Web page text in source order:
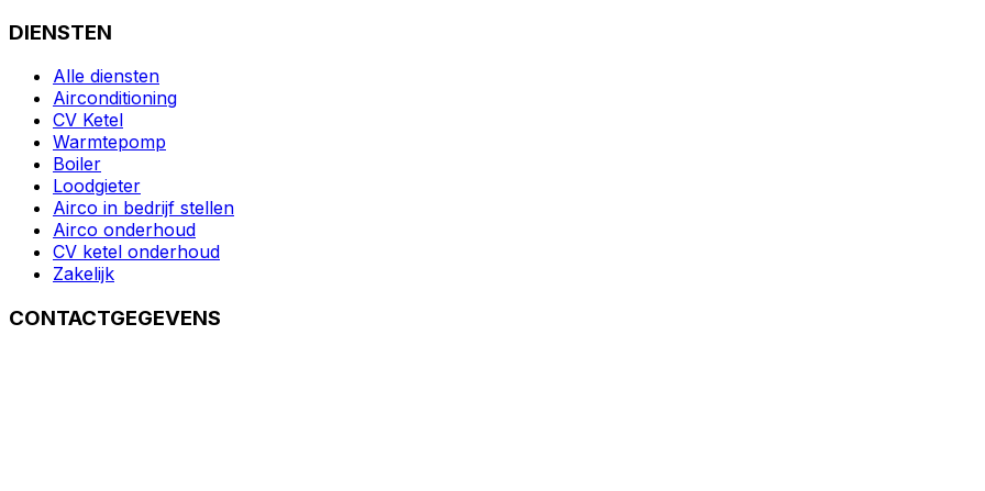
DIENSTEN
Alle diensten
Airconditioning
CV Ketel
Warmtepomp
Boiler
Loodgieter
Airco in bedrijf stellen
Airco onderhoud
CV ketel onderhoud
Zakelijk
CONTACTGEGEVENS